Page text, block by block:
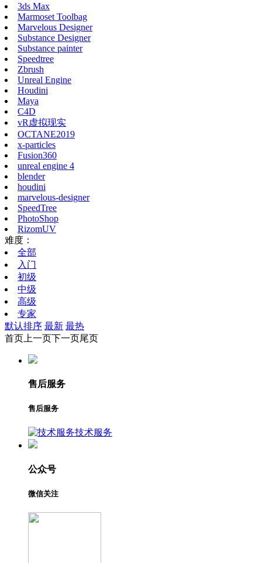
3ds Max
Marmoset Toolbag
Marvelous Designer
Substance Designer
Substance painter
Speedtree
Zbrush
Unreal Engine
Houdini
Maya
C4D
vR虚拟现实
OCTANE2019
x-particles
Fusion360
unreal engine 4
blender
houdini
marvelous-designer
SpeedTree
PhotoShop
RizomUV
难度：
全部
入门
初级
中级
高级
专家
默认排序 最新 最热
首页 上一页下一页尾页
售后服务
售后服务
技术服务
公众号
微信关注